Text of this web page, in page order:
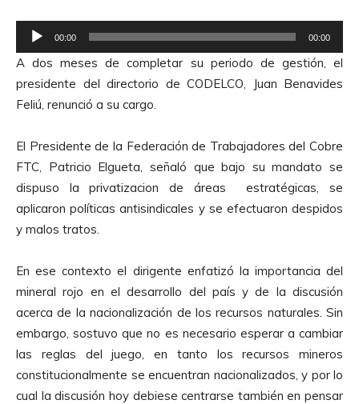
e
p
r
o
u
c
t
o
r
e
A
u
d
i
o
00:00 00:00
A dos meses de completar su periodo de gestión, el
presidente del directorio de CODELCO, Juan Benavides
Feliú, renunció a su cargo.
El Presidente de la Federación de Trabajadores del Cobre
FTC, Patricio Elgueta, señaló que bajo su mandato se
dispuso la privatizacion de áreas estratégicas, se
aplicaron políticas antisindicales y se efectuaron despidos
y malos tratos.
En ese contexto el dirigente enfatizó la importancia del
mineral rojo en el desarrollo del país y de la discusión
acerca de la nacionalización de los recursos naturales. Sin
embargo, sostuvo que no es necesario esperar a cambiar
las reglas del juego, en tanto los recursos mineros
constitucionalmente se encuentran nacionalizados, y por lo
cual la discusión hoy debiese centrarse también en pensar